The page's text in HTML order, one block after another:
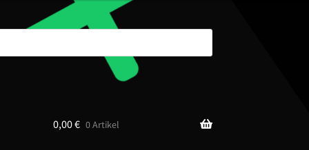
0,00€ 0 Artikel